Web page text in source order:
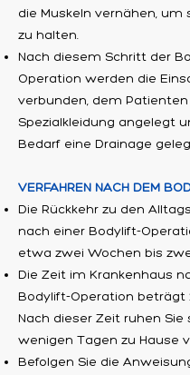
die Muskeln vernähen, um
zu halten.
Nach diesem Schritt der
Operation werden die
verbunden, dem Patienten
Spezialkleidung angelegt
Bedarf eine Drainage
VERFAHREN NACH DEM
Die Rückkehr zu den
nach einer Bodylift-
etwa zwei Wochen bis
Die Zeit im Krankenhaus
Bodylift-Operation beträgt
Nach dieser Zeit ruhen Sie
wenigen Tagen zu Hause
Befolgen Sie die